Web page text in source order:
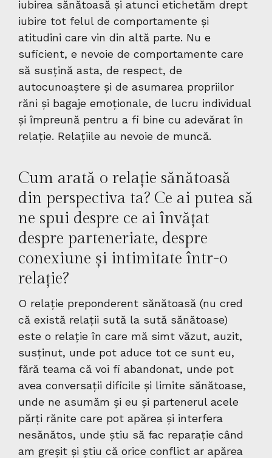
iubirea sănătoasă și atunci etichetăm drept
iubire tot felul de comportamente și
atitudini care vin din altă parte. Nu e
suficient, e nevoie de comportamente care
să susțină asta, de respect, de
autocunoaștere și de asumarea propriilor
răni și bagaje emoționale, de lucru individual
și împreună pentru a fi bine cu adevărat în
relație. Relațiile au nevoie de muncă.
Cum arată o relație sănătoasă
din perspectiva ta? Ce ai putea să
ne spui despre ce ai învățat
despre parteneriate, despre
conexiune și intimitate într-o
relație?
O relație preponderent sănătoasă (nu cred
că există relații sută la sută sănătoase)
este o relație în care mă simt văzut, auzit,
susținut, unde pot aduce tot ce sunt eu,
fără teama că voi fi abandonat, unde pot
avea conversații dificile și limite sănătoase,
unde ne asumăm și eu și partenerul acele
părți rănite care pot apărea și interfera
nesănătos, unde știu să fac reparație când
am greșit și știu că orice conflict ar apărea